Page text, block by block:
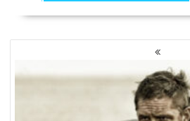
NAWIGACJA
WPISACH